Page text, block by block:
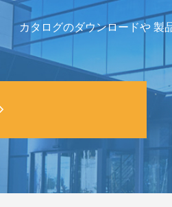
カタログのダウンロードや 製